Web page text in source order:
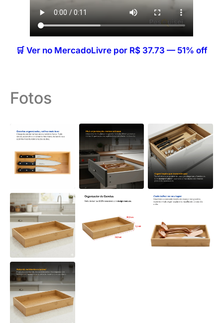
🛒 Ver no MercadoLivre por R$ 37.73 — 51% off
Fotos